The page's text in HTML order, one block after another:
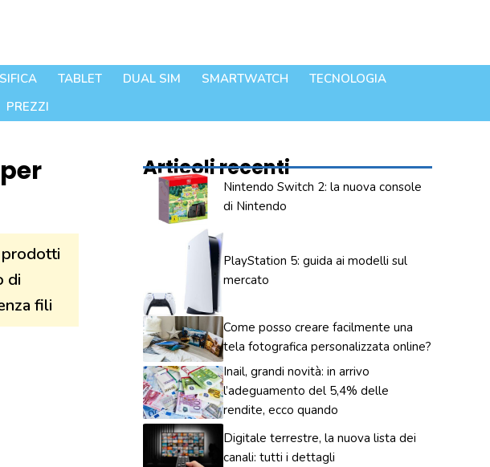
TABLET DUAL SIM SMARTWATCH
TECNOLOGIA
PREZZI
prodotti
di
fili
Articoli recenti
Nintendo Switch 2: la nuova console
di Nintendo
PlayStation 5: guida ai modelli sul
mercato
Come posso creare facilmente una
tela fotografica personalizzata online?
Inail, grandi novità: in arrivo
l’adeguamento del 5,4% delle
rendite, ecco quando
Digitale terrestre, la nuova lista dei
canali: tutti i dettagli